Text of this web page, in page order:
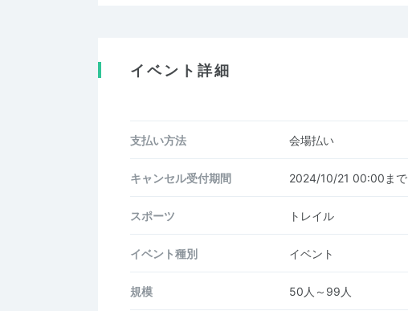
イベント詳細
支払い方法 会場払い
キャンセル受付期間 2024/10/21 00:00まで
スポーツ トレイル
イベント種別 イベント
規模 50人～99人